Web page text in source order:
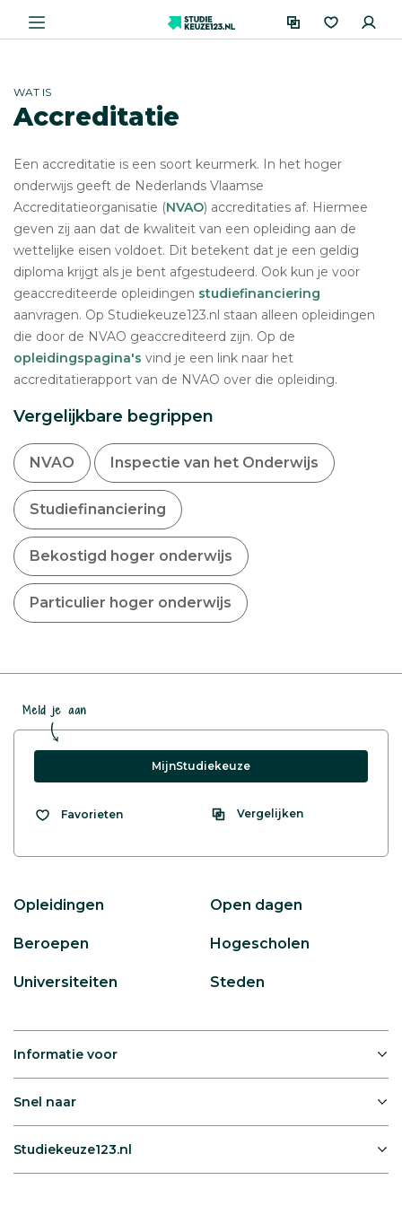
WAT IS
Accreditatie
Een accreditatie is een soort keurmerk. In het hoger
onderwijs geeft de Nederlands Vlaamse
Accreditatieorganisatie (NVAO) accreditaties af. Hiermee
geven zij aan dat de kwaliteit van een opleiding aan de
wettelijke eisen voldoet. Dit betekent dat je een geldig
diploma krijgt als je bent afgestudeerd. Ook kun je voor
geaccrediteerde opleidingen studiefinanciering
aanvragen. Op Studiekeuze123.nl staan alleen opleidingen
die door de NVAO geaccrediteerd zijn. Op de
opleidingspagina's vind je een link naar het
accreditatierapport van de NVAO over die opleiding.
Vergelijkbare begrippen
NVAO Inspectie van het Onderwijs
Studiefinanciering
Bekostigd hoger onderwijs
Particulier hoger onderwijs
Meld je aan
MijnStudiekeuze
Favorieten Vergelijken
Opleidingen Open dagen
Beroepen Hogescholen
Universiteiten Steden
Informatie voor
Snel naar
Studiekeuze123.nl